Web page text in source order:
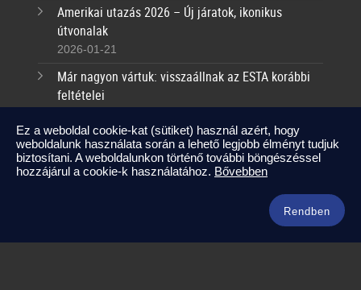
Amerikai utazás 2026 – Új járatok, ikonikus
útvonalak
2026-01-21
Már nagyon vártuk: visszaállnak az ESTA korábbi
feltételei
Kapcsolat
Ez a weboldal cookie-kat (sütiket) használ azért, hogy
weboldalunk használata során a lehető legjobb élményt tudjuk
biztosítani. A weboldalunkon történő további böngészéssel
hozzájárul a cookie-k használatához. Bővebben
Rendben